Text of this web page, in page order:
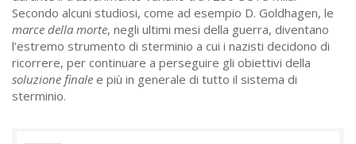
Secondo alcuni studiosi, come ad esempio D. Goldhagen, le
marce della morte, negli ultimi mesi della guerra, diventano
l’estremo strumento di sterminio a cui i nazisti decidono di
ricorrere, per continuare a perseguire gli obiettivi della
soluzione finale e più in generale di tutto il sistema di
sterminio.